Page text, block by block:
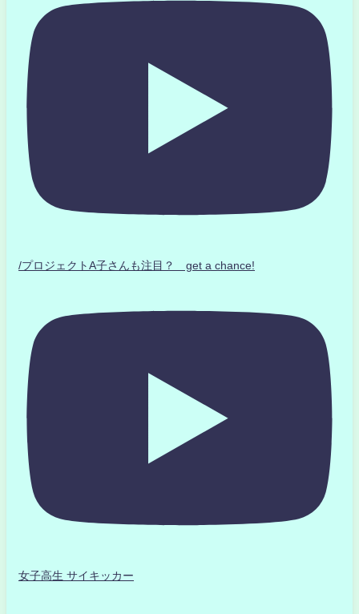
/プロジェクトA子さんも注目？ get a chance!
女子高生 サイキッカー